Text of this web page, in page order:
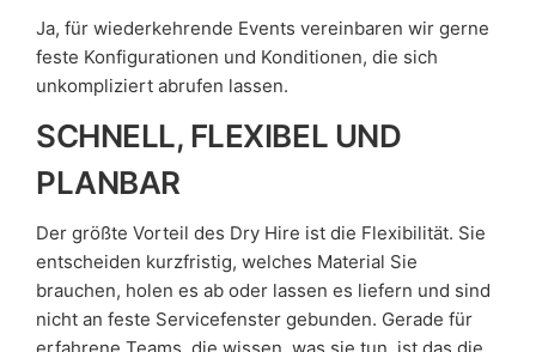
Ja, für wiederkehrende Events vereinbaren wir gerne
feste Konfigurationen und Konditionen, die sich
unkompliziert abrufen lassen.
SCHNELL, FLEXIBEL UND
PLANBAR
Der größte Vorteil des Dry Hire ist die Flexibilität. Sie
entscheiden kurzfristig, welches Material Sie
brauchen, holen es ab oder lassen es liefern und sind
nicht an feste Servicefenster gebunden. Gerade für